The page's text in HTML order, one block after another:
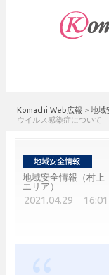
Komachi Web広報 > 地域
ウイルス感染症について
地域安全情報（村上
エリア）
2021.04.29 16:01